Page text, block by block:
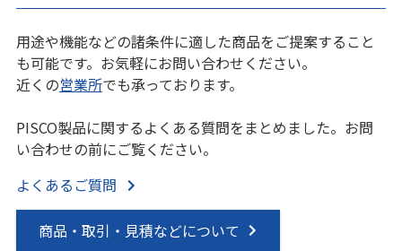
用途や機能などの諸条件に適した商品をご提案すること
も可能です。お気軽にお問い合わせください。
近くの営業所でも承っております。
PISCO製品に関するよくある質問をまとめました。お問
い合わせの前にご覧ください。
よくあるご質問
商品・取引・見積などについて